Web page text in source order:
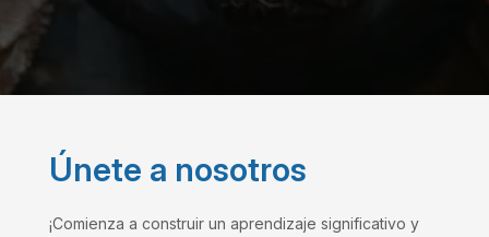
Únete a nosotros
¡Comienza a construir un aprendizaje significativo y